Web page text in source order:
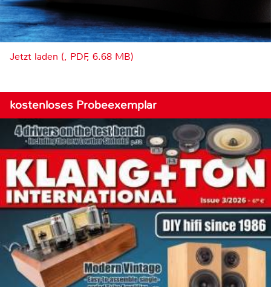
Jetzt laden (, PDF, 6.68 MB)
kostenloses Probeexemplar